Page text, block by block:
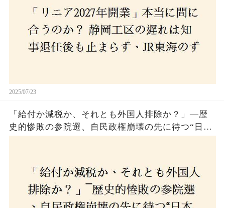
2025/07/23
「給付か減税か、それとも外国人排除か？」―歴
史的惨敗の参院選、自民政権崩壊の先に待つ“日本